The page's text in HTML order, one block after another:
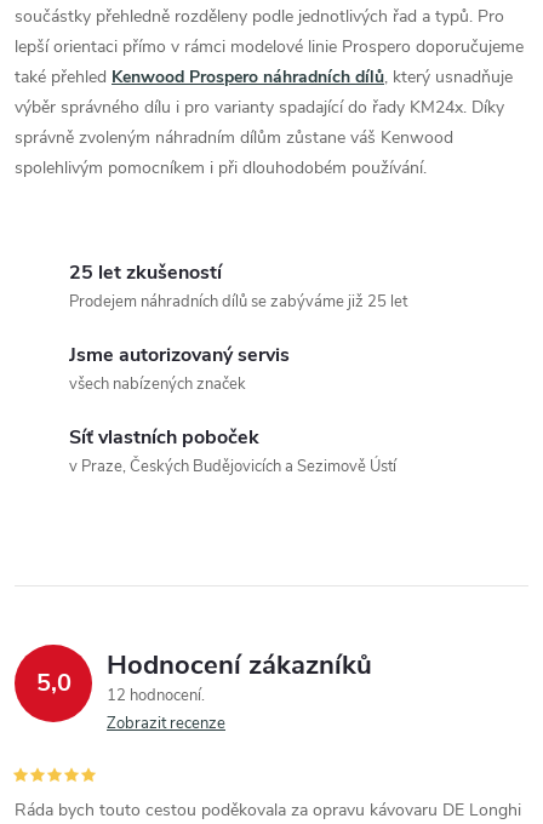
součástky přehledně rozděleny podle jednotlivých řad a typů. Pro
lepší orientaci přímo v rámci modelové linie Prospero doporučujeme
také přehled Kenwood Prospero náhradních dílů, který usnadňuje
výběr správného dílu i pro varianty spadající do řady KM24x. Díky
správně zvoleným náhradním dílům zůstane váš Kenwood
spolehlivým pomocníkem i při dlouhodobém používání.
25 let zkušeností
Prodejem náhradních dílů se zabýváme již 25 let
Jsme autorizovaný servis
všech nabízených značek
Síť vlastních poboček
v Praze, Českých Budějovicích a Sezimově Ústí
5,0 Hodnocení zákazníků
12 hodnocení
Zobrazit recenze
Ráda bych touto cestou poděkovala za opravu kávovaru DE Longhi